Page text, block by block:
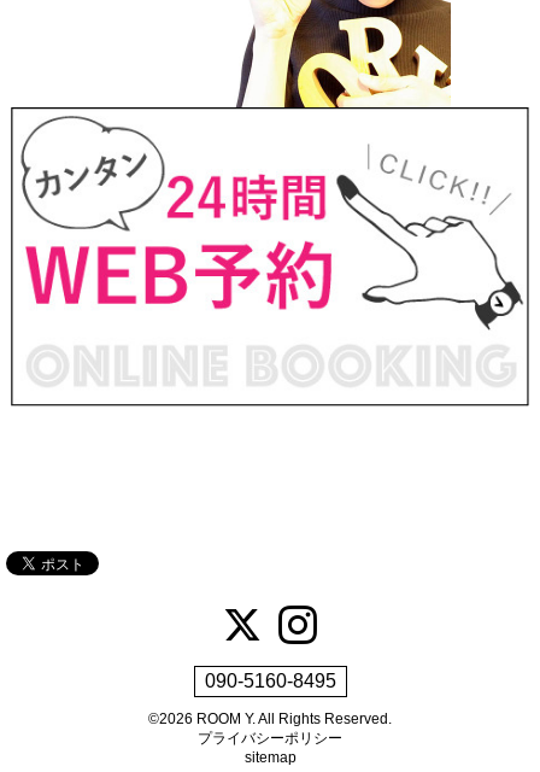
090-5160-8495
©2026 ROOM Y. All Rights Reserved.
プライバシーポリシー
sitemap